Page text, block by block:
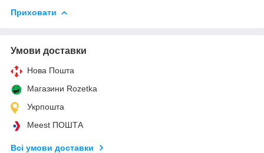
Приховати
Умови доставки
Нова Пошта
Магазини Rozetka
Укрпошта
Meest ПОШТА
Всі умови доставки